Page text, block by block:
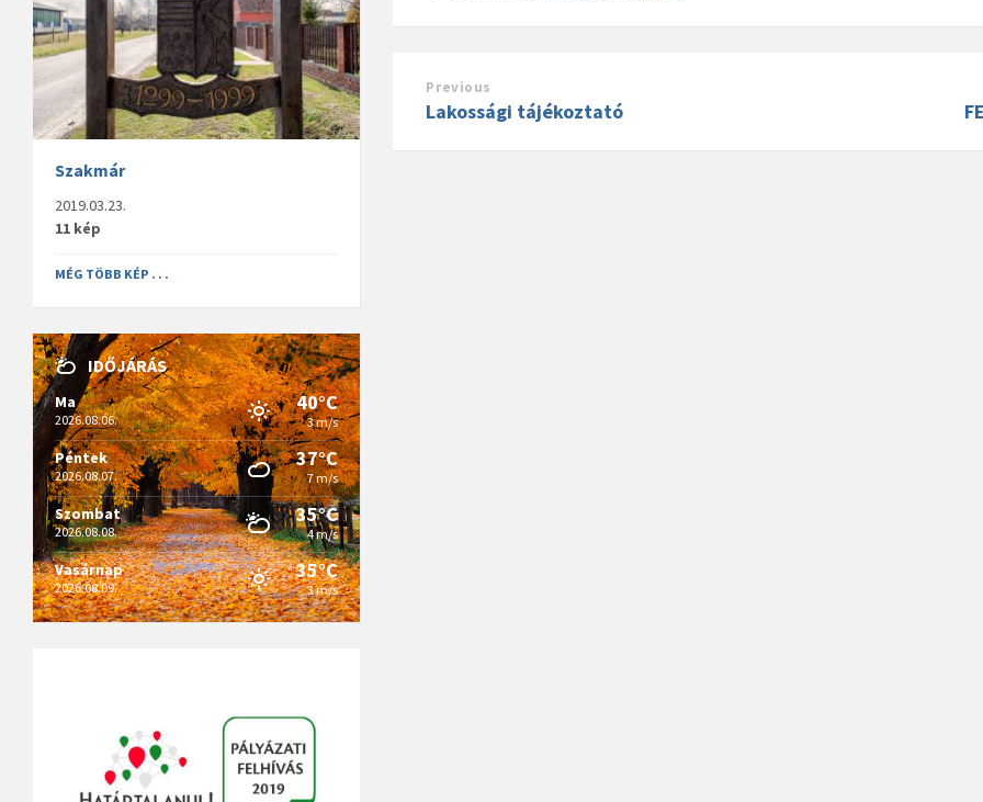
Previous
Lakossági tájékoztató
Szakmár
2019.03.23.
11 kép
MÉG TÖBB KÉP . . .
IDŐJÁRÁS
Ma
2026.08.06.
40°C
3 m/s
Péntek
2026.08.07.
37°C
7 m/s
Szombat
2026.08.08.
35°C
4 m/s
Vasárnap
2026.08.09.
35°C
3 m/s